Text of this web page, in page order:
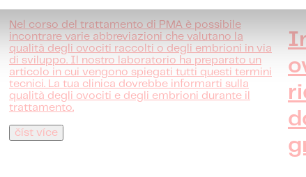
Nel corso del trattamento di PMA è possibile
incontrare varie abbreviazioni che valutano la
qualità degli ovociti raccolti o degli embrioni in via
di sviluppo. Il nostro laboratorio ha preparato un
articolo in cui vengono spiegati tutti questi termini
tecnici. La tua clinica dovrebbe informarti sulla
qualità degli ovociti e degli embrioni durante il
trattamento.
číst více